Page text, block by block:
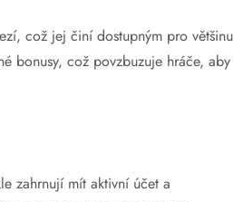
což jej činí dostupným pro většinu
bonusy, což povzbuzuje hráče, aby
zahrnují mít aktivní účet a